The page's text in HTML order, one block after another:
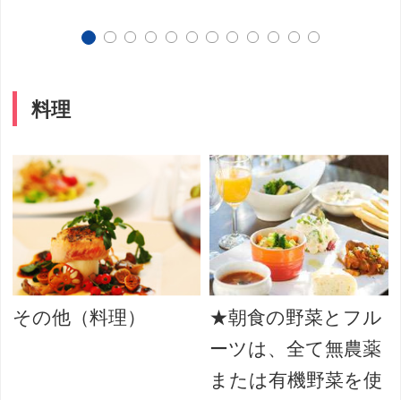
料理
その他（料理）
★朝食の野菜とフル
ーツは、全て無農薬
または有機野菜を使